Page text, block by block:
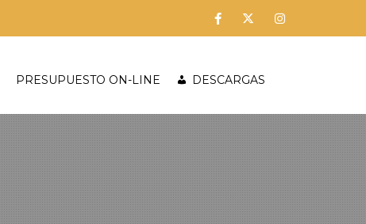
PRESUPUESTO ON-LINE DESCARGAS